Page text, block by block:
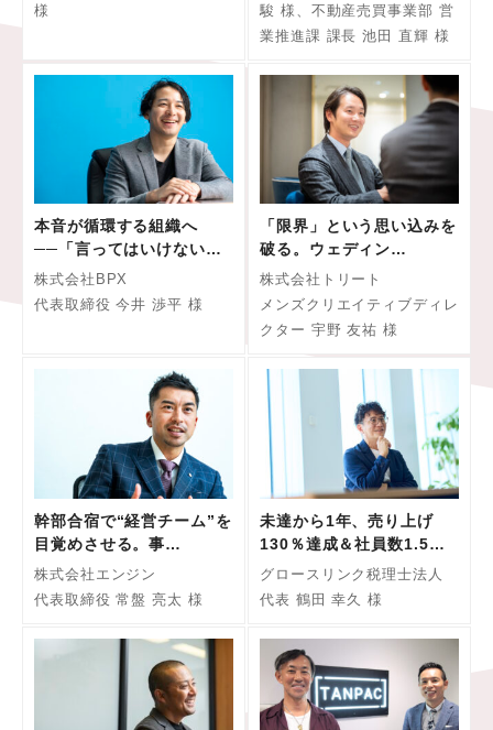
様
駿 様、不動産売買事業部 営
業推進課 課長 池田 直輝 様
本音が循環する組織へ
──「言ってはいけない…
株式会社BPX
代表取締役 今井 渉平 様
「限界」という思い込みを
破る。ウェディン…
株式会社トリート
メンズクリエイティブディレ
クター 宇野 友祐 様
幹部合宿で“経営チーム”を
目覚めさせる。事…
株式会社エンジン
代表取締役 常盤 亮太 様
未達から1年、売り上げ
130％達成＆社員数1.5…
グロースリンク税理士法人
代表 鶴田 幸久 様